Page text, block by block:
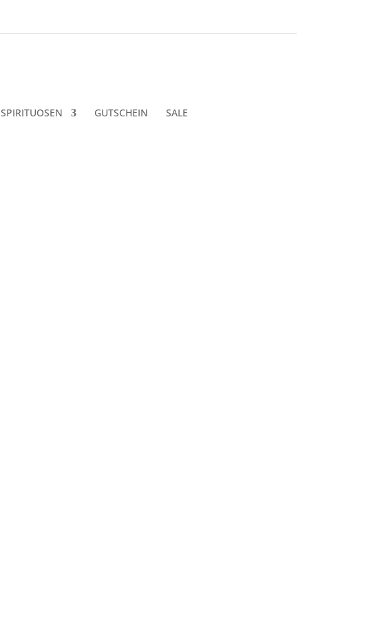
SPIRITUOSEN GUTSCHEIN SALE